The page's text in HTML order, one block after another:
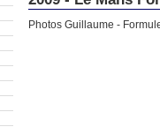
Photos Guillaume -